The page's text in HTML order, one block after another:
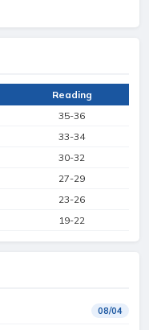
Reading
35-36
33-34
30-32
27-29
23-26
19-22
08/04